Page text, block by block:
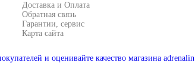
Доставка и Оплата
Обратная связь
Гарантии, сервис
Карта сайта